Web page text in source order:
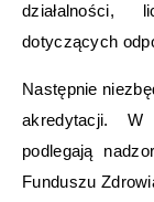
działalności,
dotyczących
Następnie
akredytacji. W
podlegają
Funduszu